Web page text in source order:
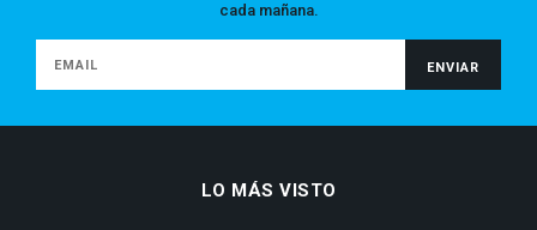
cada mañana.
LO MÁS VISTO